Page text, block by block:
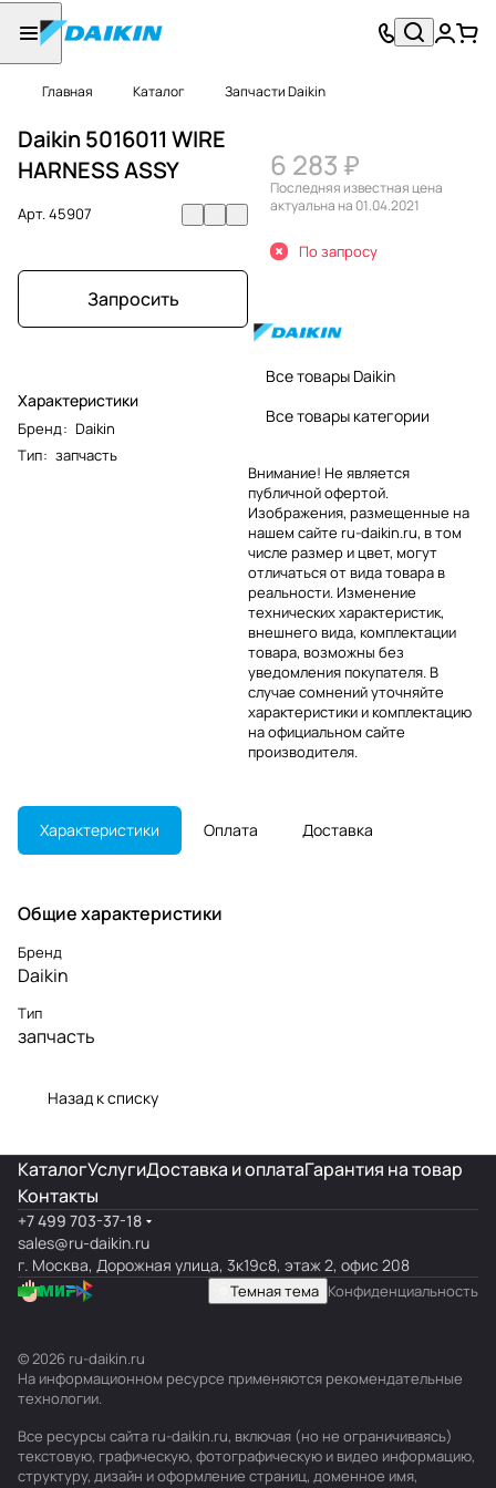
Главная Каталог Запчасти Daikin
Daikin 5016011 WIRE
HARNESS ASSY
Арт.45907
Запросить
Характеристики
Бренд: Daikin
Тип: запчасть
6 283 ₽
Последняя известная цена
актуальна на 01.04.2021
По запросу
Все товары Daikin
Все товары категории
Внимание! Не является
публичной офертой.
Изображения, размещенные на
нашем сайте ru-daikin.ru, в том
числе размер и цвет, могут
отличаться от вида товара в
реальности. Изменение
технических характеристик,
внешнего вида, комплектации
товара, возможны без
уведомления покупателя. В
случае сомнений уточняйте
характеристики и комплектацию
на официальном сайте
производителя.
Характеристики Оплата Доставка
Общие характеристики
Бренд
Daikin
Тип
запчасть
Назад к списку
КаталогУслугиДоставка и оплатаГарантия на товар
Контакты
+7 499 703-37-18
sales@ru-daikin.ru
г. Москва, Дорожная улица, 3к19с8, этаж 2, офис 208
Темная тема Конфиденциальность
© 2026 ru-daikin.ru
На информационном ресурсе применяются рекомендательные
технологии.
Все ресурсы сайта ru-daikin.ru, включая (но не ограничиваясь)
текстовую, графическую, фотографическую и видео информацию,
структуру, дизайн и оформление страниц, доменное имя,